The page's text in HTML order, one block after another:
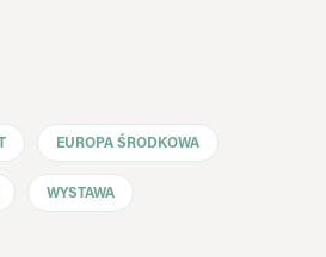
EUROPA ŚRODKOWA
WYSTAWA